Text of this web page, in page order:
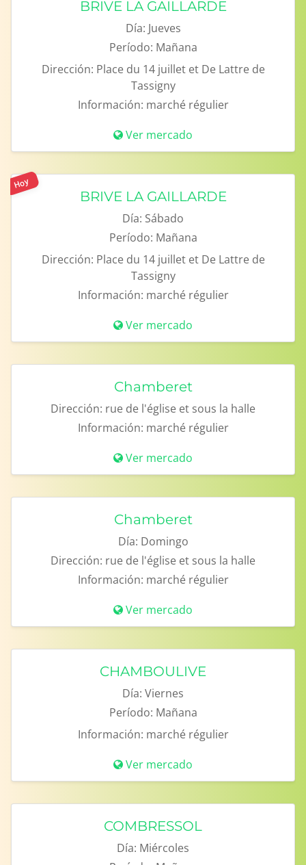
BRIVE LA GAILLARDE
Día: Jueves
Período: Mañana
Dirección: Place du 14 juillet et De Lattre de
Tassigny
Información: marché régulier
Ver mercado
Hoy
BRIVE LA GAILLARDE
Día: Sábado
Período: Mañana
Dirección: Place du 14 juillet et De Lattre de
Tassigny
Información: marché régulier
Ver mercado
Chamberet
Dirección: rue de l'église et sous la halle
Información: marché régulier
Ver mercado
Chamberet
Día: Domingo
Dirección: rue de l'église et sous la halle
Información: marché régulier
Ver mercado
CHAMBOULIVE
Día: Viernes
Período: Mañana
Información: marché régulier
Ver mercado
COMBRESSOL
Día: Miércoles